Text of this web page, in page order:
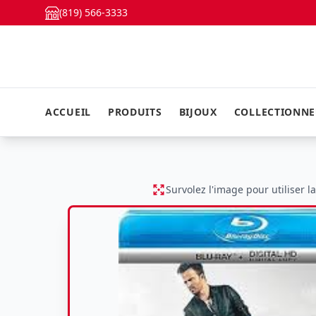
(819) 566-3333
ACCUEIL PRODUITS BIJOUX
Survolez l'image pour utiliser